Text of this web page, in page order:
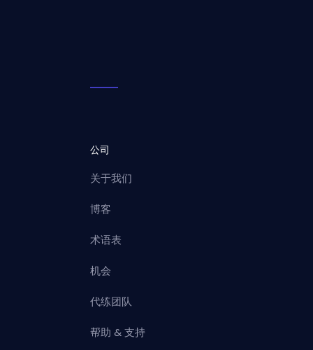
公司
关于我们
博客
术语表
机会
代练团队
帮助 & 支持